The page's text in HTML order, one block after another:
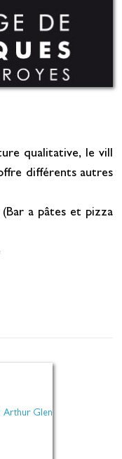
qualitative, le vill
différents autres
a pâtes et pizza